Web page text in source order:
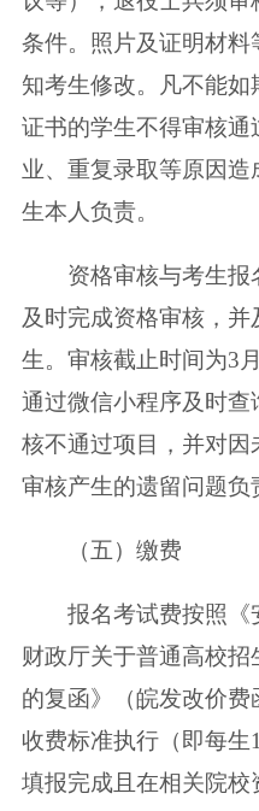
条件。照片及证明材料
知考生修改。凡不能
证书的学生不得审核
业、重复录取等原因
生本人负责。
资格审核与考生
及时完成资格审核，
生。审核截止时间为3
通过微信小程序及时
核不通过项目，并对
审核产生的遗留问题负
（五）缴费
报名考试费按照《
财政厅关于普通高校
的复函》（皖发改价费
收费标准执行（即每生
填报完成且在相关院